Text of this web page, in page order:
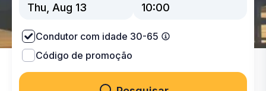
Condutor com idade 30-65
Código de promoção